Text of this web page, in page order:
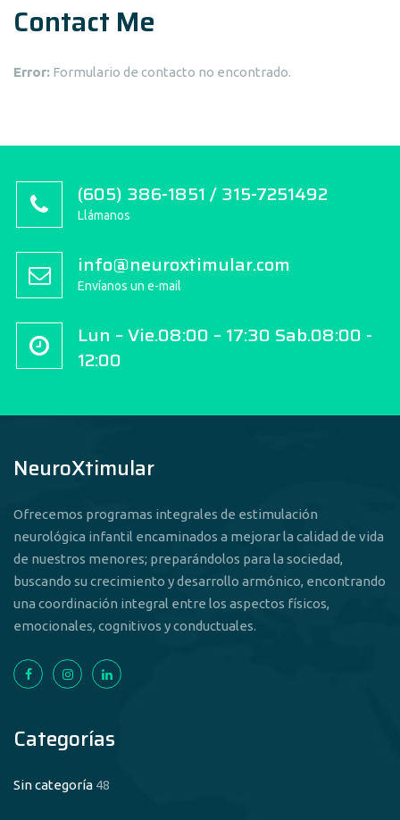
Contact Me
Error: Formulario de contacto no encontrado.
(605) 386-1851 / 315-7251492
Llámanos
info@neuroxtimular.com
Envíanos un e-mail
Lun – Vie.08:00 – 17:30 Sab.08:00 -
12:00
NeuroXtimular
Ofrecemos programas integrales de estimulación
neurológica infantil encaminados a mejorar la calidad de vida
de nuestros menores; preparándolos para la sociedad,
buscando su crecimiento y desarrollo armónico, encontrando
una coordinación integral entre los aspectos físicos,
emocionales, cognitivos y conductuales.
Categorías
Sin categoría 48